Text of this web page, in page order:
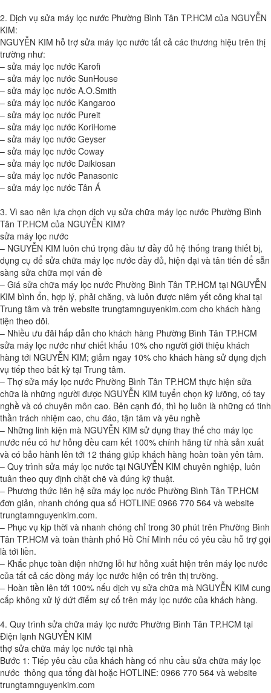
2. Dịch vụ sửa máy lọc nước Phường Bình Tân TP.HCM của NGUYỄN
KIM:
NGUYỄN KIM hỗ trợ sửa máy lọc nước tất cả các thương hiệu trên thị
trường như:
– sửa máy lọc nước Karofi
– sửa máy lọc nước SunHouse
– sửa máy lọc nước A.O.Smith
– sửa máy lọc nước Kangaroo
– sửa máy lọc nước Pureit
– sửa máy lọc nước KoriHome
– sửa máy lọc nước Geyser
– sửa máy lọc nước Coway
– sửa máy lọc nước Daikiosan
– sửa máy lọc nước Panasonic
– sửa máy lọc nước Tân Á
3. Vì sao nên lựa chọn dịch vụ sửa chữa máy lọc nước Phường Bình
Tân TP.HCM của NGUYỄN KIM?
sửa máy lọc nước
– NGUYỄN KIM luôn chú trọng đầu tư đầy đủ hệ thống trang thiết bị,
dụng cụ để sửa chữa máy lọc nước đầy đủ, hiện đại và tân tiến để sẵn
sàng sửa chữa mọi vấn đề
– Giá sửa chữa máy lọc nước Phường Bình Tân TP.HCM tại NGUYỄN
KIM bình ổn, hợp lý, phải chăng, và luôn được niêm yết công khai tại
Trung tâm và trên website trungtamnguyenkim.com cho khách hàng
tiện theo dõi.
– Nhiều ưu đãi hấp dẫn cho khách hàng Phường Bình Tân TP.HCM
sửa máy lọc nước như chiết khấu 10% cho người giới thiệu khách
hàng tới NGUYỄN KIM; giảm ngay 10% cho khách hàng sử dụng dịch
vụ tiếp theo bất kỳ tại Trung tâm.
– Thợ sửa máy lọc nước Phường Bình Tân TP.HCM thực hiện sửa
chữa là những người được NGUYỄN KIM tuyển chọn kỹ lưỡng, có tay
nghề và có chuyên môn cao. Bên cạnh đó, thì họ luôn là những có tinh
thần trách nhiệm cao, chu đáo, tận tâm và yêu nghề
– Những linh kiện mà NGUYỄN KIM sử dụng thay thế cho máy lọc
nước nếu có hư hỏng đều cam kết 100% chính hãng từ nhà sản xuất
và có bảo hành lên tới 12 tháng giúp khách hàng hoàn toàn yên tâm.
– Quy trình sửa máy lọc nước tại NGUYỄN KIM chuyên nghiệp, luôn
tuân theo quy định chặt chẽ và đúng kỹ thuật.
– Phương thức liên hệ sửa máy lọc nước Phường Bình Tân TP.HCM
đơn giản, nhanh chóng qua số HOTLINE 0966 770 564 và website
trungtamnguyenkim.com.
– Phục vụ kịp thời và nhanh chóng chỉ trong 30 phút trên Phường Bình
Tân TP.HCM và toàn thành phố Hồ Chí Minh nếu có yêu cầu hỗ trợ gọi
là tới liền.
– Khắc phục toàn diện những lỗi hư hỏng xuất hiện trên máy lọc nước
của tất cả các dòng máy lọc nước hiện có trên thị trường.
– Hoàn tiền lên tới 100% nếu dịch vụ sửa chữa mà NGUYỄN KIM cung
cấp không xử lý dứt điểm sự cố trên máy lọc nước của khách hàng.
4. Quy trình sửa chữa máy lọc nước Phường Bình Tân TP.HCM tại
Điện lạnh NGUYỄN KIM
thợ sửa chữa máy lọc nước tại nhà
Bước 1: Tiếp yêu cầu của khách hàng có nhu cầu sửa chữa máy lọc
nước thông qua tổng đài hoặc HOTLINE: 0966 770 564 và website
trungtamnguyenkim.com